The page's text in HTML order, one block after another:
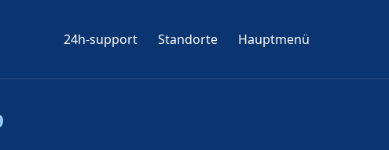
24h-support Standorte Hauptmenü